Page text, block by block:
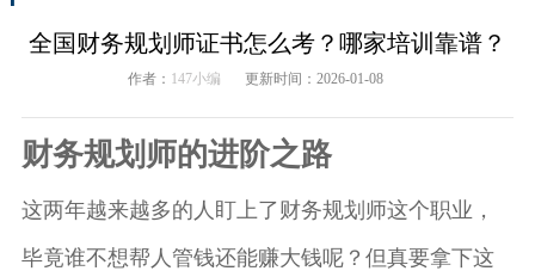
全国财务规划师证书怎么考？哪家培训靠谱？
作者： 147小编 更新时间：2026-01-08
财务规划师的进阶之路
这两年越来越多的人盯上了财务规划师这个职业，
毕竟谁不想帮人管钱还能赚大钱呢？但真要拿下这